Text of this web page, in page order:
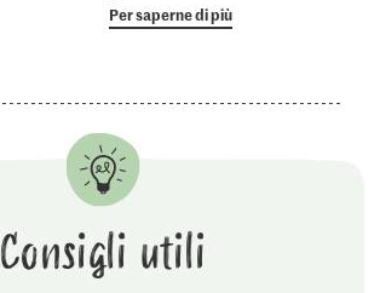
Per saperne di più
Consigli utili